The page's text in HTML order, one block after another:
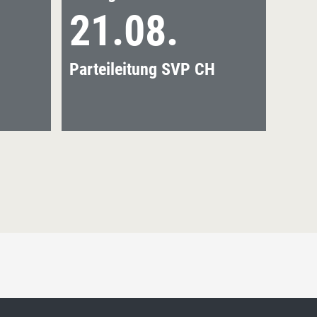
21.08.
Parteileitung SVP CH